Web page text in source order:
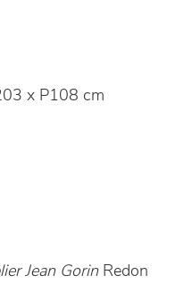
x P108 cm
Jean GorinRedon